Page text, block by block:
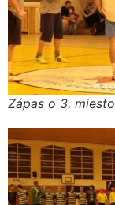
Zápas o 3. miesto